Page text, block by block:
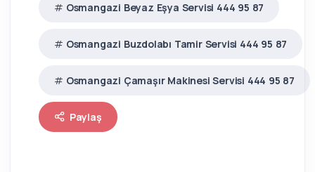
Osmangazi Beyaz Eşya Servisi 444 95 87
Osmangazi Buzdolabı Tamir Servisi 444 95 87
Osmangazi Çamaşır Makinesi Servisi 444 95 87
Paylaş